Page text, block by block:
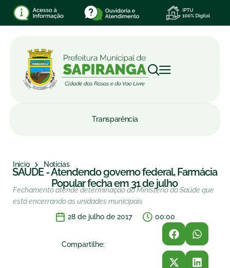
Transparência
Início Notícias
SAÚDE - Atendendo governo federal, Farmácia
Popular fecha em 31 de julho
Fechamento atende determinação do Ministério da Saúde que
está encerrando as unidades municipais
28 de julho de 2017
00:00
Compartilhe: